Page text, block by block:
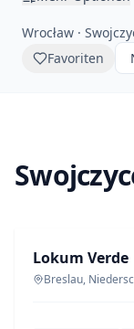
Wrocław ·
Favoriten
NEUBAU
Lokum Verde
Breslau,